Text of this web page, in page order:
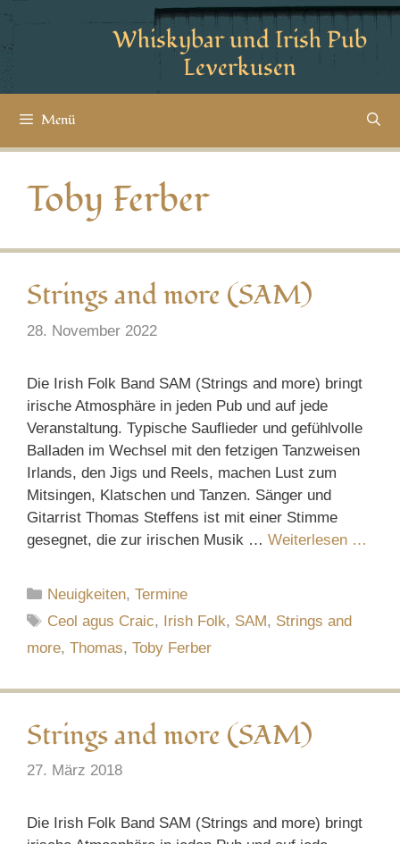
Whiskybar und Irish Pub
Leverkusen
Menü
Toby Ferber
Strings and more (SAM)
28. November 2022
Die Irish Folk Band SAM (Strings and more) bringt
irische Atmosphäre in jeden Pub und auf jede
Veranstaltung. Typische Sauflieder und gefühlvolle
Balladen im Wechsel mit den fetzigen Tanzweisen
Irlands, den Jigs und Reels, machen Lust zum
Mitsingen, Klatschen und Tanzen. Sänger und
Gitarrist Thomas Steffens ist mit einer Stimme
gesegnet, die zur irischen Musik … Weiterlesen …
Kategorien
Neuigkeiten,Termine
Schlagwörter
Ceol agus Craic, Irish Folk, SAM, Strings and
more, Thomas, Toby Ferber
Strings and more (SAM)
27. März 2018
Die Irish Folk Band SAM (Strings and more) bringt